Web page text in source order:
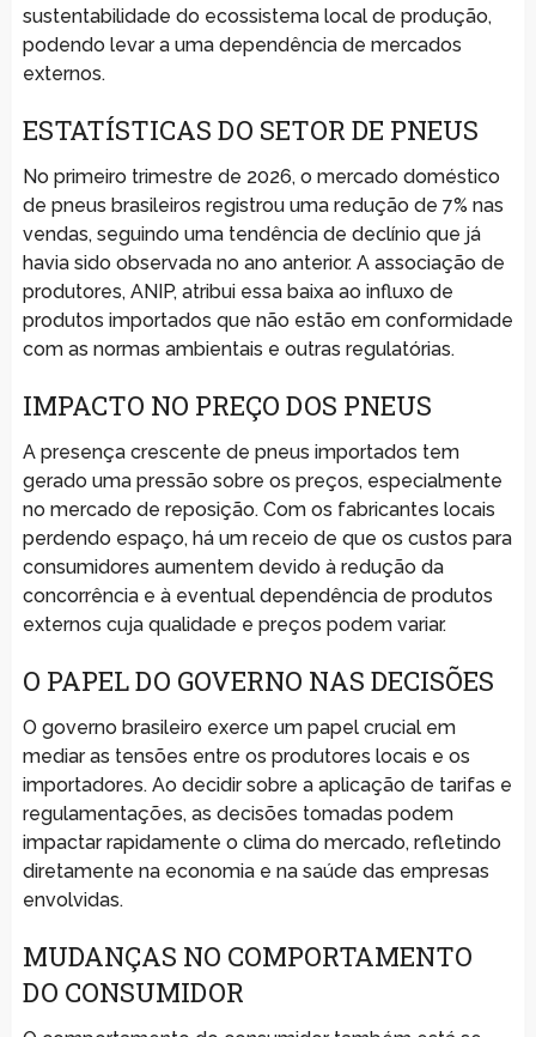
sustentabilidade do ecossistema local de produção,
podendo levar a uma dependência de mercados
externos.
ESTATÍSTICAS DO SETOR DE PNEUS
No primeiro trimestre de 2026, o mercado doméstico
de pneus brasileiros registrou uma redução de 7% nas
vendas, seguindo uma tendência de declínio que já
havia sido observada no ano anterior. A associação de
produtores, ANIP, atribui essa baixa ao influxo de
produtos importados que não estão em conformidade
com as normas ambientais e outras regulatórias.
IMPACTO NO PREÇO DOS PNEUS
A presença crescente de pneus importados tem
gerado uma pressão sobre os preços, especialmente
no mercado de reposição. Com os fabricantes locais
perdendo espaço, há um receio de que os custos para
consumidores aumentem devido à redução da
concorrência e à eventual dependência de produtos
externos cuja qualidade e preços podem variar.
O PAPEL DO GOVERNO NAS DECISÕES
O governo brasileiro exerce um papel crucial em
mediar as tensões entre os produtores locais e os
importadores. Ao decidir sobre a aplicação de tarifas e
regulamentações, as decisões tomadas podem
impactar rapidamente o clima do mercado, refletindo
diretamente na economia e na saúde das empresas
envolvidas.
MUDANÇAS NO COMPORTAMENTO
DO CONSUMIDOR